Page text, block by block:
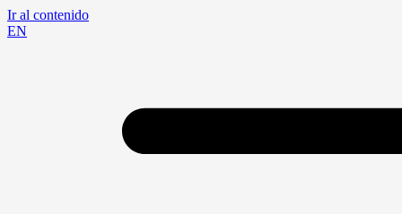
Ir al contenido
EN